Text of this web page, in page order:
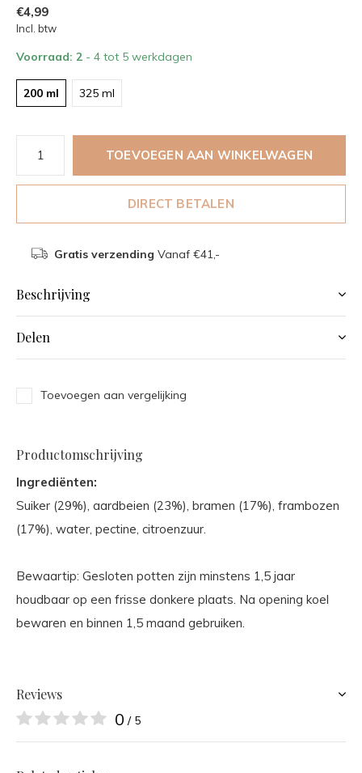
€4,99
Incl. btw
Voorraad: 2 - 4 tot 5 werkdagen
200 ml 325 ml
TOEVOEGEN AAN WINKELWAGEN
DIRECT BETALEN
Gratis verzending Vanaf €41,-
Beschrijving
Delen
Toevoegen aan vergelijking
Productomschrijving
Ingrediënten:
Suiker (29%), aardbeien (23%), bramen (17%), frambozen
(17%), water, pectine, citroenzuur.
Bewaartip: Gesloten potten zijn minstens 1,5 jaar
houdbaar op een frisse donkere plaats. Na opening koel
bewaren en binnen 1,5 maand gebruiken.
Reviews
0 / 5